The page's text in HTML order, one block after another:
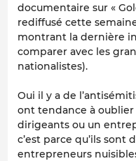
documentaire sur «
rediffusé cette
montrant la dernière
comparer avec les
nationalistes).
Oui il y a de
ont tendance à
dirigeants ou un
c’est parce qu’ils sont
entrepreneurs